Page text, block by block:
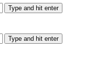
Type and hit enter
Type and hit enter